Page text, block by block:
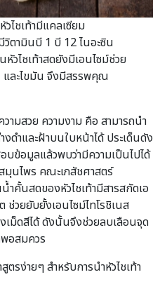
ไชเท้ามีแคลเซียม
ตามินบี 1 บี 12 ไนอะซิน
วไชเท้าสดยังมีเอนไซม์ช่วย
และไขมัน จึงมีสรรพคุณ
มสวย ความงาม คือ สามารถนำ
ดำและฝ้าบนใบหน้าได้ ประเด็นดัง
บข้อมูลแล้วพบว่ามีความเป็นไปได้
นไพร คณะเภสัชศาสตร์
ำคั้นสดของหัวไชเท้ามีสารสกัดเอ
ช่วยยับยั้งเอนไซม์ไทโรชิเนส
ม็ดสีได้ ดังนั้นจึงช่วยลบเลือนจุด
พอสมควร
รง่ายๆ สำหรับการนำหัวไชเท้า